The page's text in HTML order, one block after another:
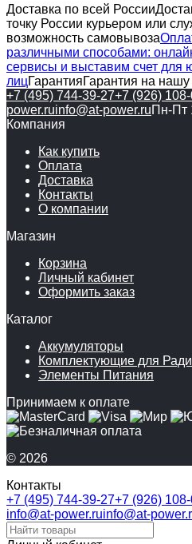
Доставка по всей России
точку России курьером или
возможность самовывоза
различными способами:
сервисы и выставим счет для
лицГарантияГарантия на
+7 (495) 744-39-27+7 (926)
power.ruinfo@at-power.ruПн-Пт
Компания
Как купить
Оплата
Доставка
Контакты
О компании
Магазин
Корзина
Личный кабинет
Оформить заказ
Каталог
Аккумуляторы
Комплектующие для
Элементы Питания
Принимаем к оплате
© 2026
Контакты
+7 (495) 744-39-27+7 (926)
info@at-power.ruinfo@at-